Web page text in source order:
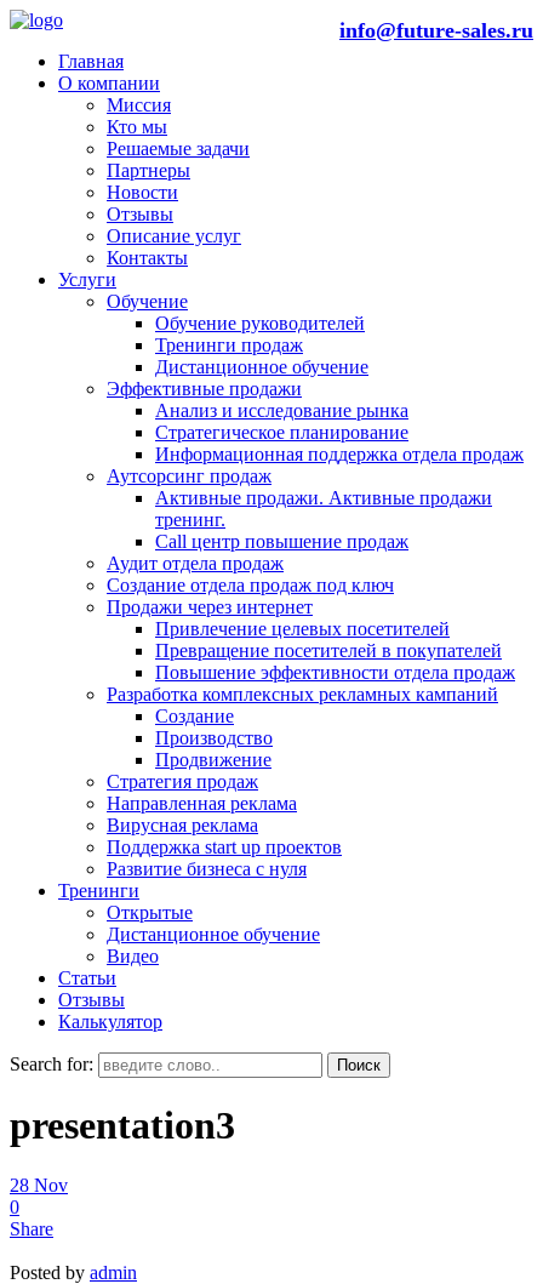
info@future-sales.ru
Главная
О компании
Миссия
Кто мы
Решаемые задачи
Партнеры
Новости
Отзывы
Описание услуг
Контакты
Услуги
Обучение
Обучение руководителей
Тренинги продаж
Дистанционное обучение
Эффективные продажи
Анализ и исследование рынка
Стратегическое планирование
Информационная поддержка отдела продаж
Аутсорсинг продаж
Активные продажи. Активные продажи
тренинг.
Call центр повышение продаж
Аудит отдела продаж
Создание отдела продаж под ключ
Продажи через интернет
Привлечение целевых посетителей
Превращение посетителей в покупателей
Повышение эффективности отдела продаж
Разработка комплексных рекламных кампаний
Создание
Производство
Продвижение
Стратегия продаж
Направленная реклама
Вирусная реклама
Поддержка start up проектов
Развитие бизнеса с нуля
Тренинги
Открытые
Дистанционное обучение
Видео
Статьи
Отзывы
Калькулятор
Search for:
presentation3
28 Nov
0
Share
Posted by admin